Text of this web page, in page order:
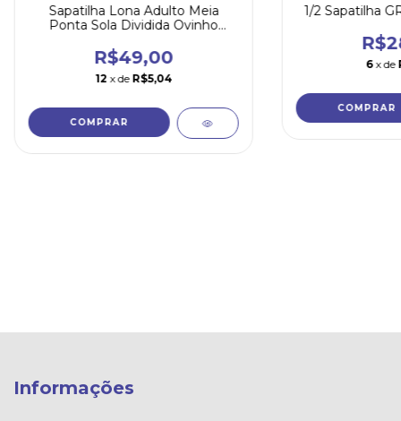
Sapatilha Lona Adulto Meia
Ponta Sola Dividida Ovinho
R$49,00
12 x de R$5,04
COMPRAR
1/2 Sapatilha
6 x de
COMPRAR
Informações